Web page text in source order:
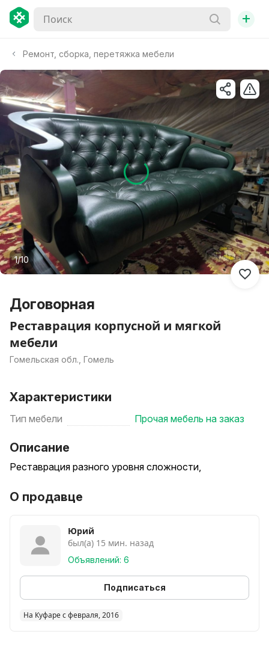
+
Ремонт, сборка, перетяжка мебели
1/10
Договорная
Реставрация корпусной и мягкой
мебели
Гомельская обл., Гомель
Характеристики
Тип мебели Прочая мебель на заказ
Описание
Реставрация разного уровня сложности,
О продавце
Юрий
был(а) 15 мин. назад
Объявлений: 6
Подписаться
На Куфаре с февраля, 2016